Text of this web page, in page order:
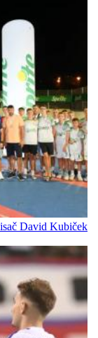
David Kubiček